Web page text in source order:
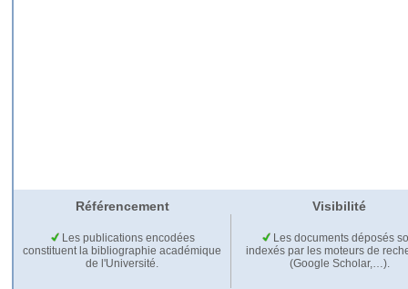
Référencement Visibilité
Les publications encodées
constituent la bibliographie académique
de l'Université.
Les documents déposés
indexés par les moteurs de
(Google Scholar,…).